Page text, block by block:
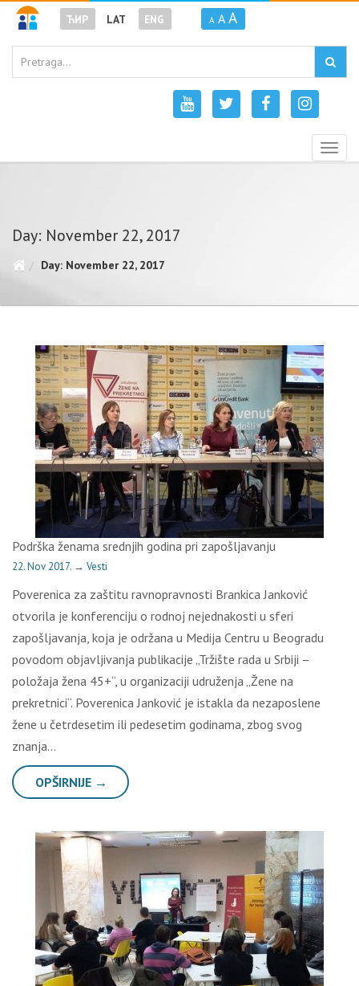
ЋИР LAT ENG A A A
Day: November 22, 2017
Day: November 22, 2017
Podrška ženama srednjih godina pri zapošlјavanju
22. Nov 2017. → Vesti
Poverenica za zaštitu ravnopravnosti Brankica Janković
otvorila je konferenciju o rodnoj nejednakosti u sferi
zapošlјavanja, koja je održana u Medija Centru u Beogradu
povodom objavlјivanja publikacije „Tržište rada u Srbiji –
položaja žena 45+“, u organizaciji udruženja „Žene na
prekretnici“. Poverenica Janković je istakla da nezaposlene
žene u četrdesetim ili pedesetim godinama, zbog svog
znanja…
OPŠIRNIJE →